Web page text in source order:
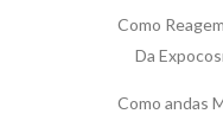
Como
Da
Como andas